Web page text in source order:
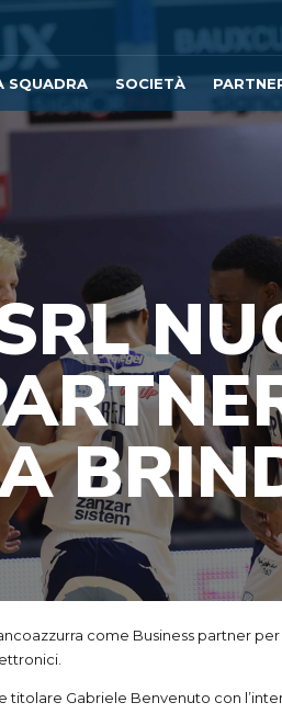
SQUADRA SOCIETÀ
come Business partner
titolare Gabriele Benvenuto con